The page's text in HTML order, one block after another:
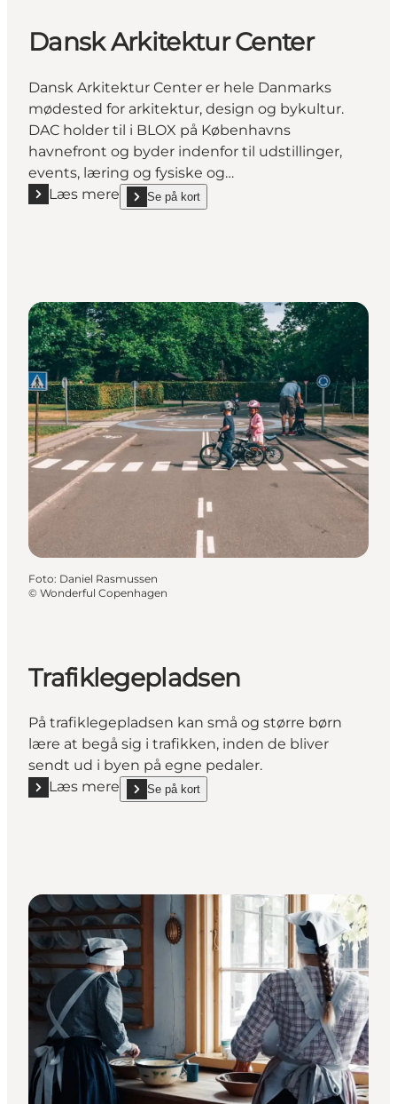
Dansk Arkitektur Center
Dansk Arkitektur Center er hele Danmarks
mødested for arkitektur, design og bykultur.
DAC holder til i BLOX på Københavns
havnefront og byder indenfor til udstillinger,
events, læring og fysiske og…
Læs mere
Læs mere "Dansk Arkitektur Center"
Se på kort
show Dansk Arkitektur Center on_map
Foto: Daniel Rasmussen
© Wonderful Copenhagen
Trafiklegepladsen
På trafiklegepladsen kan små og større børn
lære at begå sig i trafikken, inden de bliver
sendt ud i byen på egne pedaler.
Læs mere
Læs mere "Trafiklegepladsen"
Se på kort
show Trafiklegepladsen on_map